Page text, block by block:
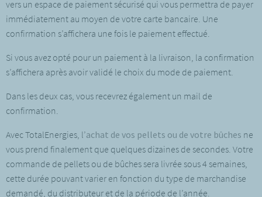
vers un espace de paiement sécurisé qui vous permettra de payer
immédiatement au moyen de votre carte bancaire. Une
confirmation s’affichera une fois le paiement effectué.
Si vous avez opté pour un paiement à la livraison, la confirmation
s’affichera après avoir validé le choix du mode de paiement.
Dans les deux cas, vous recevrez également un mail de
confirmation.
Avec TotalEnergies, l’achat de vos pellets ou de votre bûches ne
vous prend finalement que quelques dizaines de secondes. Votre
commande de pellets ou de bûches sera livrée sous 4 semaines,
cette durée pouvant varier en fonction du type de marchandise
demandé, du distributeur et de la période de l’année.